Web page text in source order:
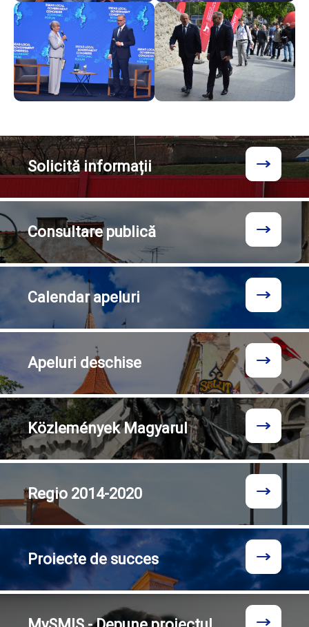
Solicităinformații
Consultarepublică
Calendarapeluri
Apeluri deschise
KözleményekMagyarul
Regio 2014-2020
Proiecte de succes